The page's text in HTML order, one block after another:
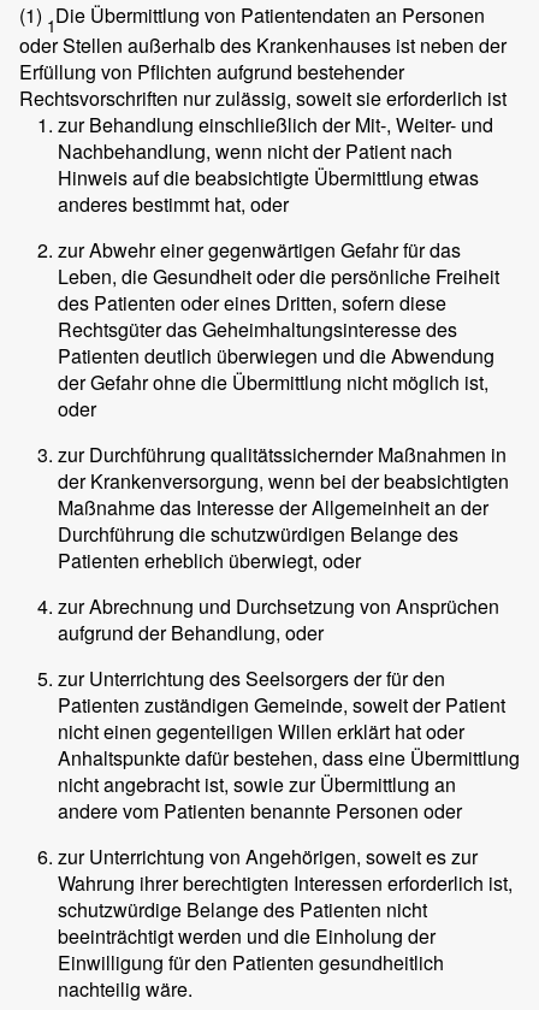
(1) 1Die Übermittlung von Patientendaten an Personen
oder Stellen außerhalb des Krankenhauses ist neben der
Erfüllung von Pflichten aufgrund bestehender
Rechtsvorschriften nur zulässig, soweit sie erforderlich ist
zur Behandlung einschließlich der Mit-, Weiter- und
Nachbehandlung, wenn nicht der Patient nach
Hinweis auf die beabsichtigte Übermittlung etwas
anderes bestimmt hat, oder
zur Abwehr einer gegenwärtigen Gefahr für das
Leben, die Gesundheit oder die persönliche Freiheit
des Patienten oder eines Dritten, sofern diese
Rechtsgüter das Geheimhaltungsinteresse des
Patienten deutlich überwiegen und die Abwendung
der Gefahr ohne die Übermittlung nicht möglich ist,
oder
zur Durchführung qualitätssichernder Maßnahmen in
der Krankenversorgung, wenn bei der beabsichtigten
Maßnahme das Interesse der Allgemeinheit an der
Durchführung die schutzwürdigen Belange des
Patienten erheblich überwiegt, oder
zur Abrechnung und Durchsetzung von Ansprüchen
aufgrund der Behandlung, oder
zur Unterrichtung des Seelsorgers der für den
Patienten zuständigen Gemeinde, soweit der Patient
nicht einen gegenteiligen Willen erklärt hat oder
Anhaltspunkte dafür bestehen, dass eine Übermittlung
nicht angebracht ist, sowie zur Übermittlung an
andere vom Patienten benannte Personen oder
zur Unterrichtung von Angehörigen, soweit es zur
Wahrung ihrer berechtigten Interessen erforderlich ist,
schutzwürdige Belange des Patienten nicht
beeinträchtigt werden und die Einholung der
Einwilligung für den Patienten gesundheitlich
nachteilig wäre.